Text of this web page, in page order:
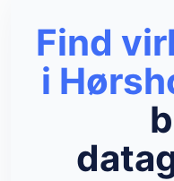
Find
i